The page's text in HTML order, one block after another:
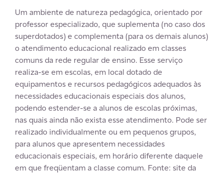
Um ambiente de natureza pedagógica, orientado por
professor especializado, que suplementa (no caso dos
superdotados) e complementa (para os demais alunos)
o atendimento educacional realizado em classes
comuns da rede regular de ensino. Esse serviço
realiza-se em escolas, em local dotado de
equipamentos e recursos pedagógicos adequados às
necessidades educacionais especiais dos alunos,
podendo estender-se a alunos de escolas próximas,
nas quais ainda não exista esse atendimento. Pode ser
realizado individualmente ou em pequenos grupos,
para alunos que apresentem necessidades
educacionais especiais, em horário diferente daquele
em que freqüentam a classe comum. Fonte: site da